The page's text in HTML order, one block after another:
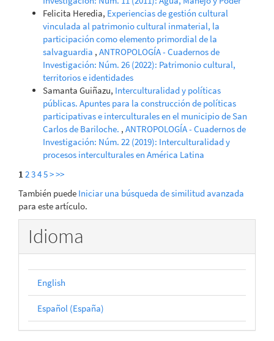
Felicita Heredia, Experiencias de gestión cultural
vinculada al patrimonio cultural inmaterial, la
participación como elemento primordial de la
salvaguardia , ANTROPOLOGÍA - Cuadernos de
Investigación: Núm. 26 (2022): Patrimonio cultural,
territorios e identidades
Samanta Guiñazu, Interculturalidad y políticas
públicas. Apuntes para la construcción de políticas
participativas e interculturales en el municipio de San
Carlos de Bariloche. , ANTROPOLOGÍA - Cuadernos de
Investigación: Núm. 22 (2019): Interculturalidad y
procesos interculturales en América Latina
1 2345>>>
También puede Iniciar una búsqueda de similitud avanzada
para este artículo.
Idioma
English
Español (España)